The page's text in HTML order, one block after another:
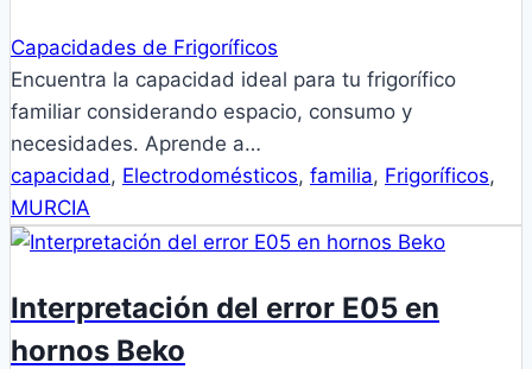
Capacidades de Frigoríficos
Encuentra la capacidad ideal para tu frigorífico
familiar considerando espacio, consumo y
necesidades. Aprende a…
capacidad , Electrodomésticos, familia, Frigoríficos,
MURCIA
Interpretación del error E05 en
hornos Beko